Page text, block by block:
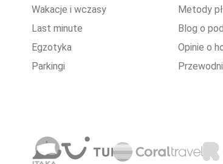
Wakacje i wczasy
Last minute
Egzotyka
Parkingi
Metody
Blog o
Opinie o